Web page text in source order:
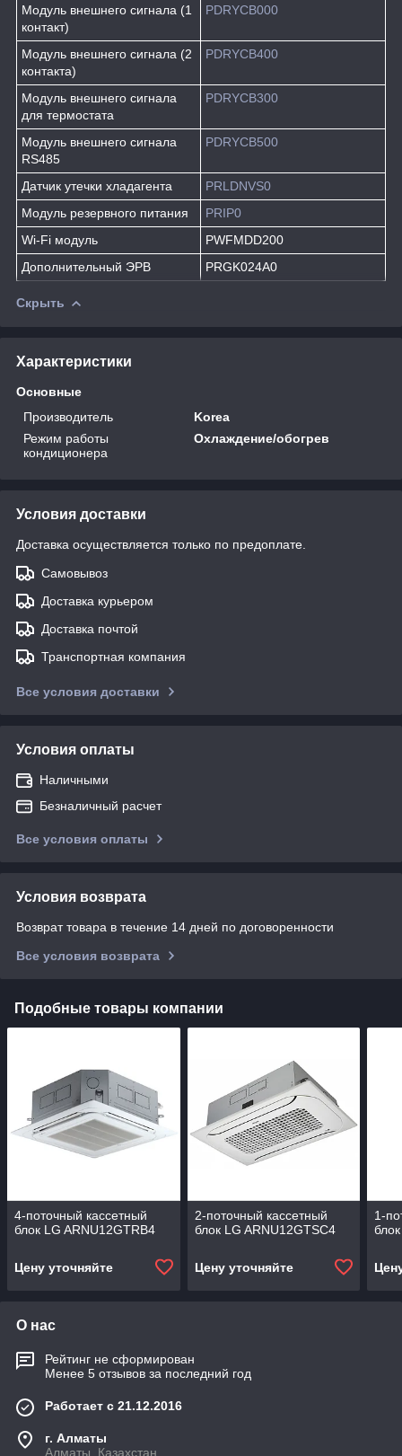
Модуль внешнего сигнала (1
контакт)
PDRYCB000
Модуль внешнего сигнала (2
контакта)
PDRYCB400
Модуль внешнего сигнала
для термостата
PDRYCB300
Модуль внешнего сигнала
RS485
PDRYCB500
Датчик утечки хладагента
PRLDNVS0
Модуль резервного питания
PRIP0
Wi-Fi модуль
PWFMDD200
Дополнительный ЭРВ
PRGK024A0
Скрыть
Характеристики
Основные
Производитель
Korea
Режим работы
кондиционера
Охлаждение/обогрев
Условия доставки
Доставка осуществляется только по предоплате.
Самовывоз
Доставка курьером
Доставка почтой
Транспортная компания
Все условия доставки
Условия оплаты
Наличными
Безналичный расчет
Все условия оплаты
Условия возврата
Возврат товара в течение 14 дней по договоренности
Все условия возврата
Подобные товары компании
4-поточный кассетный
блок LG ARNU12GTRB4
Цену уточняйте
2-поточный кассетный
блок LG ARNU12GTSC4
Цену уточняйте
1-
О нас
Рейтинг не сформирован
Менее 5 отзывов за последний год
Работает с 21.12.2016
г. Алматы
Алматы, Казахстан